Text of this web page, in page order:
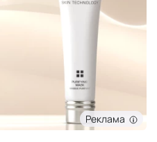
Реклама